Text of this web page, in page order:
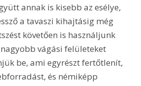
annak is kisebb az esélye,
a tavaszi kihajtásig még
követően is használjunk
vágási felületeket
be, ami egyrészt fertőtlenít,
és némiképp